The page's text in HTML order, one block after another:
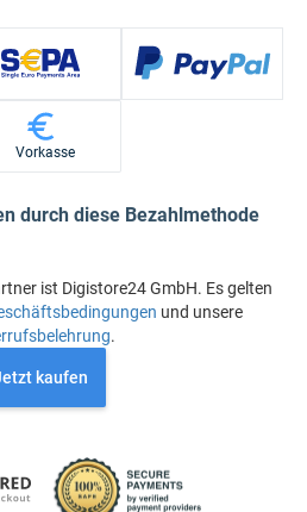
Vorkasse
durch diese Bezahlmethode
ist Digistore24 GmbH. Es gelten
und unsere
.
kaufen